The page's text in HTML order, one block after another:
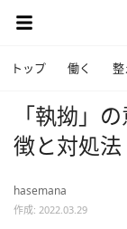
トップ 働く 整
「執拗」
徴と対処法
hasemana
作成: 2022.03.29